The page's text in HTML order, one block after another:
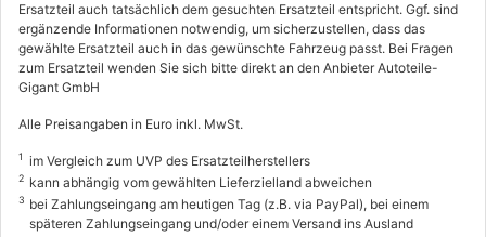
Ersatzteil auch tatsächlich dem gesuchten Ersatzteil entspricht. Ggf. sind
ergänzende Informationen notwendig, um sicherzustellen, dass das
gewählte Ersatzteil auch in das gewünschte Fahrzeug passt. Bei Fragen
zum Ersatzteil wenden Sie sich bitte direkt an den Anbieter Autoteile-
Gigant GmbH
Alle Preisangaben in Euro inkl. MwSt.
1 im Vergleich zum UVP des Ersatzteilherstellers
2 kann abhängig vom gewählten Lieferzielland abweichen
3 bei Zahlungseingang am heutigen Tag (z.B. via PayPal), bei einem
späteren Zahlungseingang und/oder einem Versand ins Ausland